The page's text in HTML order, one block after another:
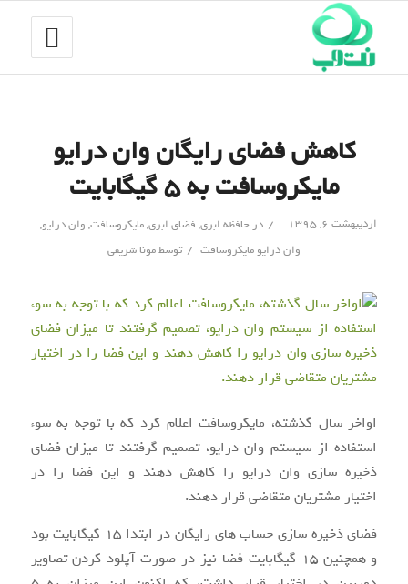
کاهش فضای رایگان وان درایو
مایکروسافت به ۵ گیگابایت
اردیبهشت ۶, ۱۳۹۵ / درحافظه ابری, فضای ابری,مایکروسافت, وان درایو,
وان درایو مایکروسافت / توسطمونا شریفی
اواخر سال گذشته، مایکروسافت اعلام کرد که با توجه به سوء
استفاده از سیستم وان درایو، تصمیم گرفتند تا میزان فضای
ذخیره سازی وان درایو را کاهش دهند و این فضا را در
اختیار مشتریان متقاضی قرار دهند.
فضای ذخیره سازی حساب های رایگان در ابتدا ۱۵ گیگابایت بود
و همچنین ۱۵ گیگابایت فضا نیز در صورت آپلود کردن تصاویر